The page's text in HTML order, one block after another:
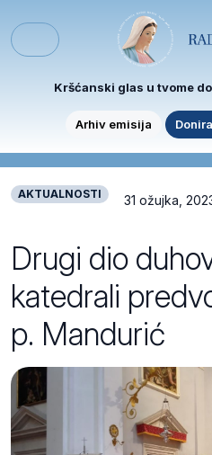
Menu
Kršćanski glas u tvome
Arhiv emisija
AKTUALNOSTI 31 ožujka,
Drugi dio
katedrali
p. Mandurić